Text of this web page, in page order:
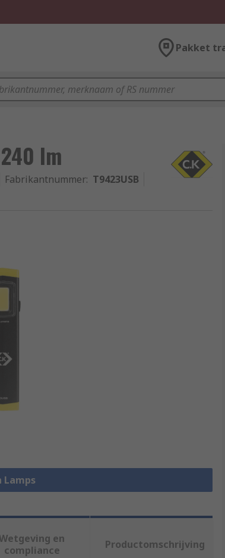
Pakket
lm
Fabrikantnummer: T9423USB
Lamps
en
compliance
Productomschrijving